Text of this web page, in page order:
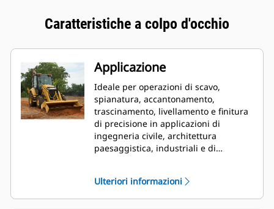
Caratteristiche a colpo d'occhio
Applicazione
Ideale per operazioni di scavo,
spianatura, accantonamento,
trascinamento, livellamento e finitura
di precisione in applicazioni di
ingegneria civile, architettura
paesaggistica, industriali e di
Ulteriori informazioni